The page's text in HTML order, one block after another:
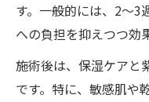
す。一般的には、2～3
への負担を抑えつつ効
施術後は、保湿ケアと
です。特に、敏感肌や